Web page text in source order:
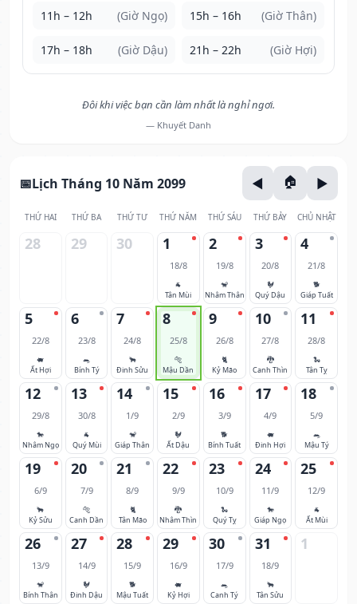
11h – 12h (Giờ Ngọ) 15h – 16h (Giờ Thân)
17h – 18h (Giờ Dậu) 21h – 22h (Giờ Hợi)
Đôi khi việc bạn cần làm nhất là nghỉ ngơi.
— Khuyết Danh
Lịch Tháng 10 Năm 2099
THỨ HAI THỨ BA THỨ TƯ THỨ NĂM THỨ SÁU THỨ BẢY CHỦ NHẬT
28 29 30 1
18/8
🐐
Tân Mùi
2
19/8
🐒
Nhâm Thân
3
20/8
🐓
Quý Dậu
4
21/8
🐕
Giáp Tuất
5
22/8
🐖
Ất Hợi
6
23/8
🐀
Bính Tý
7
24/8
🐂
Đinh Sửu
8
25/8
🐅
Mậu Dần
9
26/8
🐈
Kỷ Mão
10
27/8
🐉
Canh Thìn
11
28/8
🐍
Tân Tỵ
12
29/8
🐎
Nhâm Ngọ
13
30/8
🐐
Quý Mùi
14
1/9
🐒
Giáp Thân
15
2/9
🐓
Ất Dậu
16
3/9
🐕
Bính Tuất
17
4/9
🐖
Đinh Hợi
18
5/9
🐀
Mậu Tý
19
6/9
🐂
Kỷ Sửu
20
7/9
🐅
Canh Dần
21
8/9
🐈
Tân Mão
22
9/9
🐉
Nhâm Thìn
23
10/9
🐍
Quý Tỵ
24
11/9
🐎
Giáp Ngọ
25
12/9
🐐
Ất Mùi
26
13/9
🐒
Bính Thân
27
14/9
🐓
Đinh Dậu
28
15/9
🐕
Mậu Tuất
29
16/9
🐖
Kỷ Hợi
30
17/9
🐀
Canh Tý
31
18/9
🐂
Tân Sửu
1